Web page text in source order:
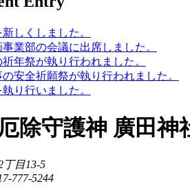
しくしました。
業部の会議に出席しました。
年祭が執り行われました。
安全祈願祭が執り行われました。
り行いました。
除守護神 廣田神
丁目13-5
777-5244